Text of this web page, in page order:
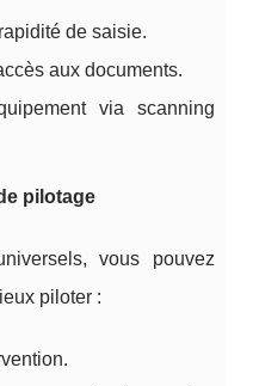
de saisie.
aux documents.
via scanning
pilotage
vous pouvez
piloter :